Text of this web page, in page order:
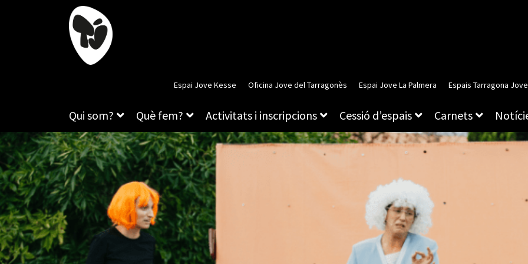
Espai Jove Kesse Oficina Jove del Tarragonès Espai Jove La Palmera Espais Tarragona Jove
Qui som? Què fem? Activitats i inscripcions Cessió d’espais Carnets